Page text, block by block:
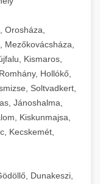
Orosháza,
Mezőkovácsháza,
Kismaros,
Hollókő,
Soltvadkert,
Jánoshalma,
Kiskunmajsa,
Kecskemét,
Dunakeszi,